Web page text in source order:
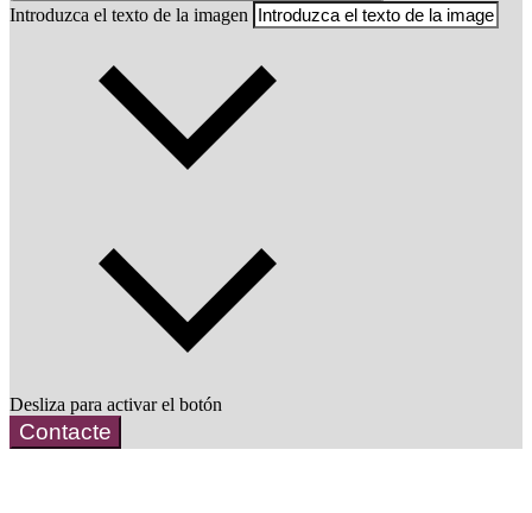
Introduzca el texto de la imagen
Desliza para activar el botón
Contacte